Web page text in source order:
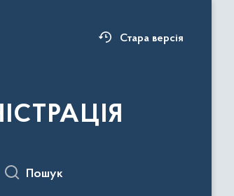
Стара версія
Пошук